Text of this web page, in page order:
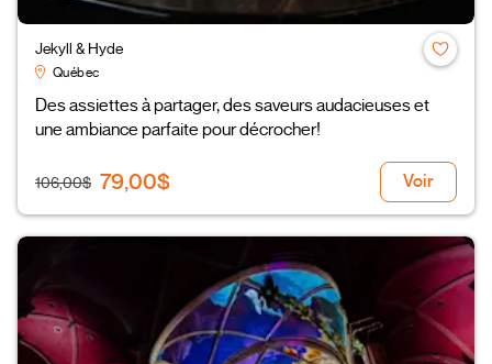
Jekyll & Hyde
Québec
Des assiettes à partager, des saveurs audacieuses et
une ambiance parfaite pour décrocher!
106,00$ 79,00$ Voir